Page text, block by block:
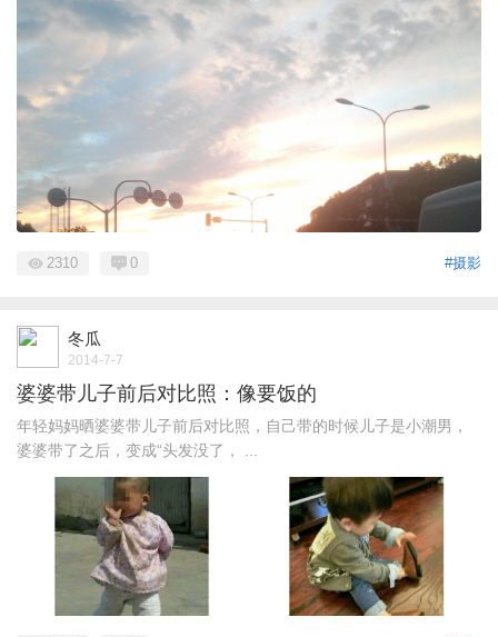
#摄影
2310 0
冬瓜
2014-7-7
婆婆带儿子前后对比照：像要饭的
年轻妈妈晒婆婆带儿子前后对比照，自己带的时候儿子是小潮男，
婆婆带了之后，变成“头发没了， ...